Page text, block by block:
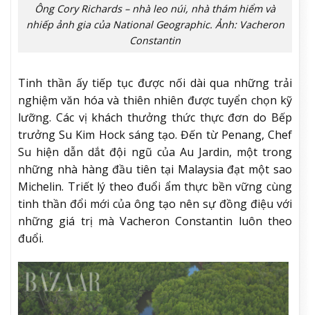
Ông Cory Richards – nhà leo núi, nhà thám hiểm và
nhiếp ảnh gia của National Geographic. Ảnh: Vacheron
Constantin
Tinh thần ấy tiếp tục được nối dài qua những trải
nghiệm văn hóa và thiên nhiên được tuyển chọn kỹ
lưỡng. Các vị khách thưởng thức thực đơn do Bếp
trưởng Su Kim Hock sáng tạo. Đến từ Penang, Chef
Su hiện dẫn dắt đội ngũ của Au Jardin, một trong
những nhà hàng đầu tiên tại Malaysia đạt một sao
Michelin. Triết lý theo đuổi ẩm thực bền vững cùng
tinh thần đổi mới của ông tạo nên sự đồng điệu với
những giá trị mà Vacheron Constantin luôn theo
đuổi.